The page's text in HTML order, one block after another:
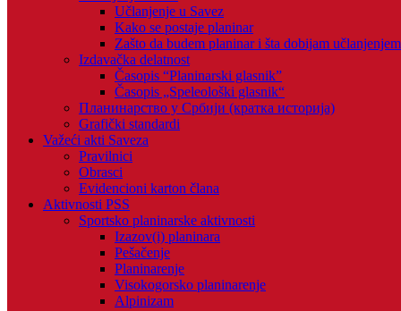
Učlanjenje u Savez
Kako se postaje planinar
Zašto da budem planinar i šta dobijam
Izdavačka delatnost
Časopis “Planinarski glasnik”
Časopis „Speleološki glasnik“
Планинарство у Србији (кратка историја)
Grafički standardi
Važeći akti Saveza
Pravilnici
Obrasci
Evidencioni karton člana
Aktivnosti PSS
Sportsko planinarske aktivnosti
Izazov(i) planinara
Pešačenje
Planinarenje
Visokogorsko planinarenje
Alpinizam